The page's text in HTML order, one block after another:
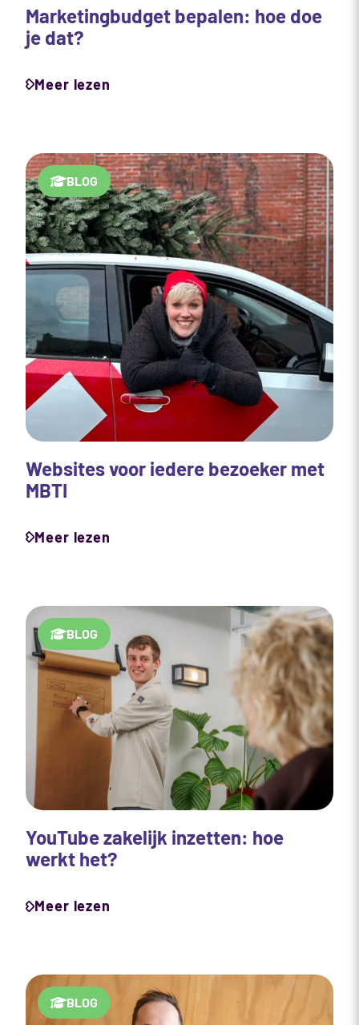
Marketingbudget bepalen: hoe doe
je dat?
Meer lezen
BLOG
Websites voor iedere bezoeker met
MBTI
Meer lezen
BLOG
YouTube zakelijk inzetten: hoe
werkt het?
Meer lezen
BLOG